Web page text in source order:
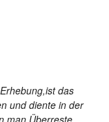
das
und diente in der
man Überreste